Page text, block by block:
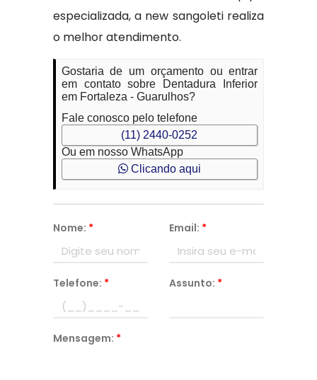
especializada, a new sangoleti realiza
o melhor atendimento.
Gostaria de um orçamento ou entrar
em contato sobre Dentadura Inferior
em Fortaleza - Guarulhos?
Fale conosco pelo telefone
(11) 2440-0252
Ou em nosso WhatsApp
Clicando aqui
Nome: * Email: *
Telefone: * Assunto: *
Mensagem: *